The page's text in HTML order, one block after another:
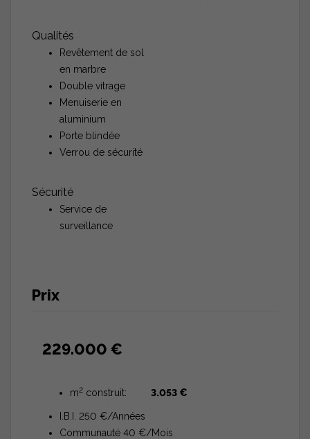
Qualités
Revêtement de sol
en marbre
Double vitrage
Menuiserie en
aluminium
Porte blindée
Verrou de sécurité
Sécurité
Service de
surveillance
Prix
229.000 €
m2 construit: 3.053 €
I.B.I. 250 €/Années
Communauté 40 €/Mois